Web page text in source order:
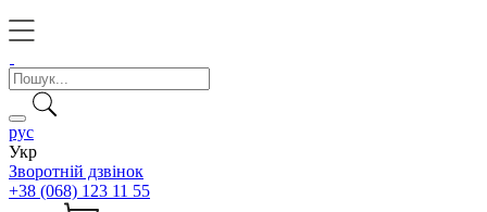
рус
Укр
Зворотній дзвінок
+38 (068) 123 11 55